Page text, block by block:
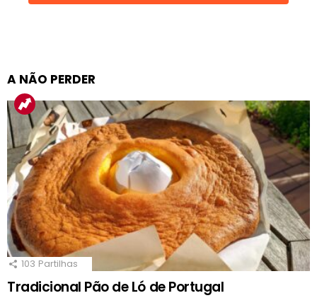
A NÃO PERDER
103 Partilhas
Tradicional Pão de Ló de Portugal